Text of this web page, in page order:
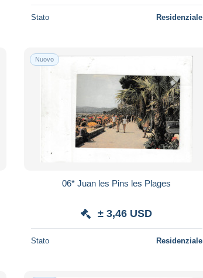
Stato Residenziale
Nuovo
06* Juan les Pins les Plages
± 3,46 USD
Stato Residenziale